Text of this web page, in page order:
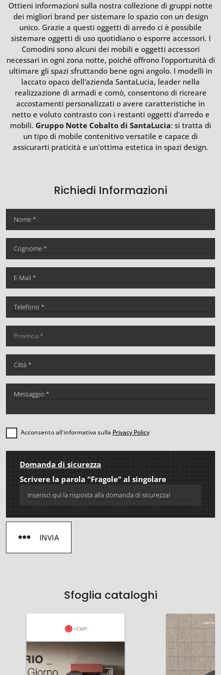
Ottieni informazioni sulla nostra collezione di gruppi notte
dei migliori brand per sistemare lo spazio con un design
unico. Grazie a questi oggetti di arredo ci è possibile
sistemare oggetti di uso quotidiano o esporre accessori. I
Comodini sono alcuni dei mobili e oggetti accessori
necessari in ogni zona notte, poiché offrono l'opportunità di
ultimare gli spazi sfruttando bene ogni angolo. I modelli in
laccato opaco dell'azienda SantaLucia, leader nella
realizzazione di armadi e comò, consentono di ricreare
accostamenti personalizzati o avere caratteristiche in
netto e voluto contrasto con i restanti oggetti d'arredo e
mobili. Gruppo Notte Cobalto di SantaLucia: si tratta di
un tipo di mobile contenitivo versatile e capace di
assicurarti praticità e un'ottima estetica in spazi design.
Sfoglia cataloghi
Richiedi Informazioni
Acconsento all'informativa sulla Privacy Policy
Domanda di sicurezza
Scrivere la parola "Fragole" al singolare
INVIA